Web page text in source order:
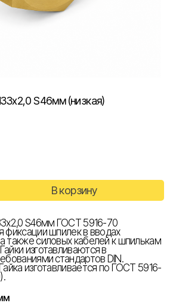
S46мм (низкая)
В корзину
S46мм ГОСТ 5916-70
фиксации шпилек в вводах
также силовых кабелей к шпилькам
изготавливаются в
стандартов DIN.
изготавливается по ГОСТ 5916-